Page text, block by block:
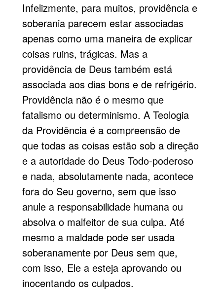
Infelizmente, para muitos, providência e
soberania parecem estar associadas
apenas como uma maneira de explicar
coisas ruins, trágicas. Mas a
providência de Deus também está
associada aos dias bons e de re­frigério.
Providência não é o mesmo que
fatalismo ou determinismo. A Teologia
da Providência é a compreensão de
que todas as coisas estão sob a direção
e a autoridade do Deus Todo-poderoso
e nada, ab­solutamente nada, acontece
fora do Seu governo, sem que isso
anule a responsabilidade humana ou
ab­solva o malfeitor de sua culpa. Até
mesmo a maldade pode ser usada
soberanamente por Deus sem que,
com isso, Ele a esteja aprovando ou
inocentando os culpados.